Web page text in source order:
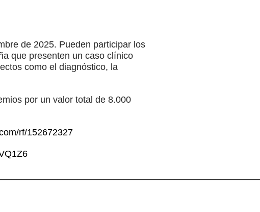
de 2025. Pueden participar los
que presenten un caso clínico
como el diagnóstico, la
por un valor total de 8.000
rf/152672327